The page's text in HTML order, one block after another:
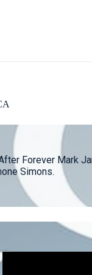
Forever Mark
Simons.